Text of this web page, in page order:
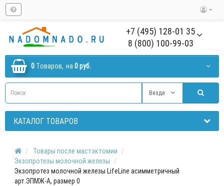
+7 (495) 128-01 35
8 (800) 100-99-03
0 Tоваров, на 0 руб.
Везде
КАТАЛОГ ТОВАРОВ
Товары после мастэктомии
Экзопротезы молочной железы
Экзопротез молочной железы LifeLine асимметричный
арт.ЭПМЖ-А, размер 0